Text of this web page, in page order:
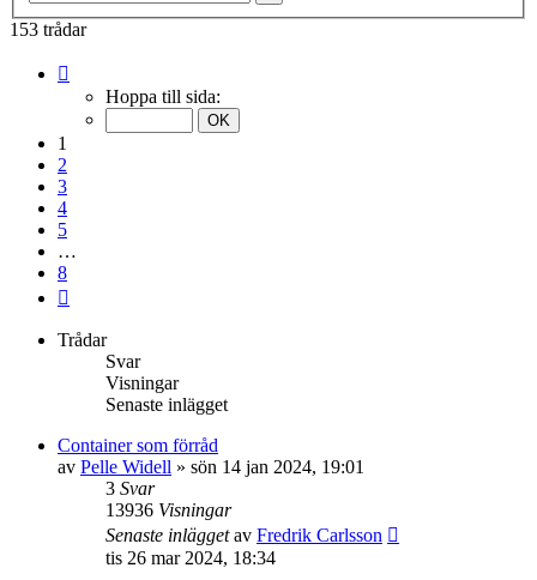
153 trådar
Hoppa till sida:
1
2
3
4
5
…
8
Trådar
Svar
Visningar
Senaste inlägget
Container som förråd
av Pelle Widell » sön 14 jan 2024, 19:01
3 Svar
13936 Visningar
Senaste inläggetav Fredrik Carlsson
tis 26 mar 2024, 18:34